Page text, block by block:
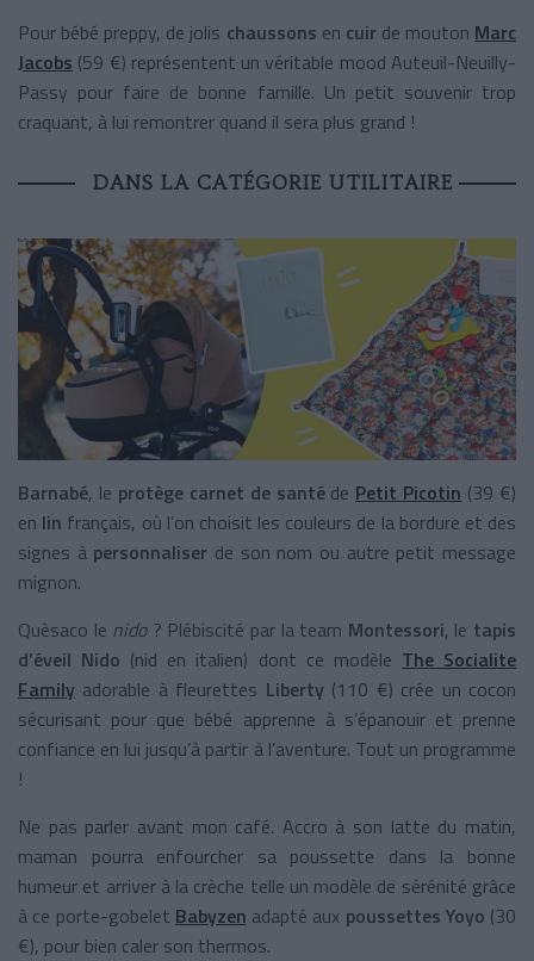
Pour bébé preppy, de jolis chaussons en cuir de mouton Marc
Jacobs (59 €) représentent un véritable mood Auteuil-Neuilly-
Passy pour faire de bonne famille. Un petit souvenir trop
craquant, à lui remontrer quand il sera plus grand !
DANS LA CATÉGORIE UTILITAIRE
Barnabé, le protège carnet de santéde Petit Picotin (39 €)
en lin français, où l’on choisit les couleurs de la bordure et des
signes à personnaliser de son nom ou autre petit message
mignon.
Quèsaco le nido ? Plébiscité par la team Montessori, le tapis
d’éveil Nido (nid en italien) dont ce modèle The Socialite
Family adorable à fleurettes Liberty (110 €) crée un cocon
sécurisant pour que bébé apprenne à s’épanouir et prenne
confiance en lui jusqu’à partir à l’aventure. Tout un programme
!
Ne pas parler avant mon café. Accro à son latte du matin,
maman pourra enfourcher sa poussette dans la bonne
humeur et arriver à la crèche telle un modèle de sérénité grâce
à ce porte-gobelet Babyzen adapté aux poussettes Yoyo (30
€), pour bien caler son thermos.